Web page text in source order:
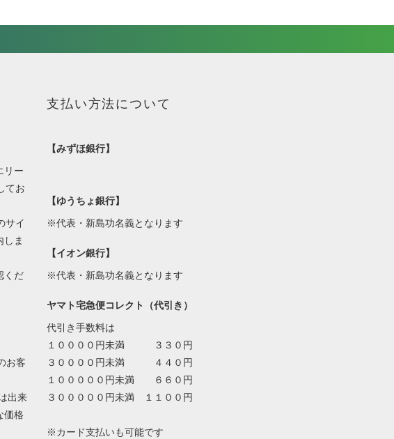
リー
てお
サイ
しま
くだ
お客
出来
価格
支払い方法について
【みずほ銀行】
【ゆうちょ銀行】
※代表・新島功名義となります
【イオン銀行】
※代表・新島功名義となります
ヤマト宅急便コレクト（代引き）
代引き手数料は
１００００円未満 ３３０円
３００００円未満 ４４０円
１０００００円未満 ６６０円
３０００００円未満 １１００円
※カード支払いも可能です